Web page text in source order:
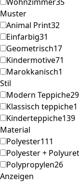
Muster
Animal Print32
Einfarbig31
Geometrisch17
Kindermotive71
Marokkanisch1
Stil
Modern Teppiche29
Klassisch teppiche1
Kinderteppiche139
Material
Polyester111
Polyester +
Polypropylen26
Anzeigen